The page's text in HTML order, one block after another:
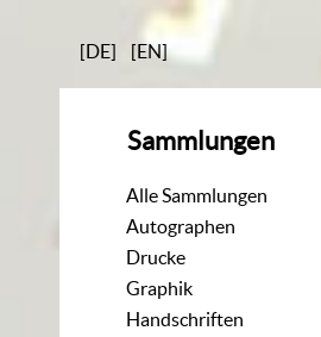
[DE] [EN]
Sammlungen
Alle Sammlungen
Autographen
Drucke
Graphik
Handschriften